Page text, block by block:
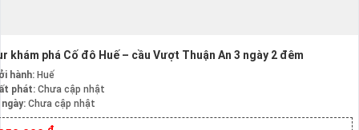
khám phá Cố đô Huế – cầu Vượt Thuận An 3 ngày 2 đêm
hành: Huế
phát: Chưa cập nhật
Chưa cập nhật